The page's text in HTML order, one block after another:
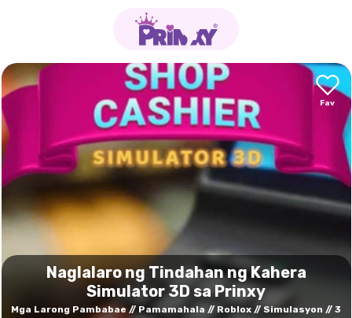
Naglalaro ng Tindahan ng Kahera
Simulator 3D sa Prinxy
Mga Larong Pambabae Pamamahala Roblox Simulasyon
3